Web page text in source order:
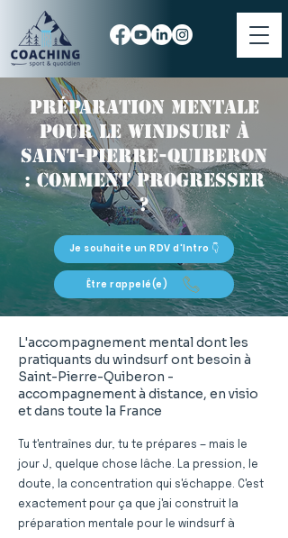
Préparation mentale
pour le windsurf à
Saint-Pierre-Quiberon
: comment progresser
?
Je souhaite un RDV d'Intro 👇
Être rappelé(e)
L'accompagnement mental dont les
pratiquants du windsurf ont besoin à
Saint-Pierre-Quiberon -
accompagnement à distance, en visio
et dans toute la France
Tu t'entraînes dur, tu te prépares — mais le
jour J, quelque chose lâche. La pression, le
doute, la concentration qui s'échappe. C'est
exactement pour ça que j'ai construit la
préparation mentale pour le windsurf à